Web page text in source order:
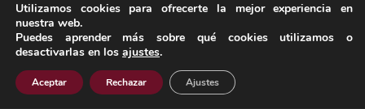
Utilizamos cookies para ofrecerte la mejor experiencia en
nuestra web.
Puedes aprender más sobre qué cookies utilizamos o
desactivarlas en los ajustes.
Aceptar Rechazar Ajustes